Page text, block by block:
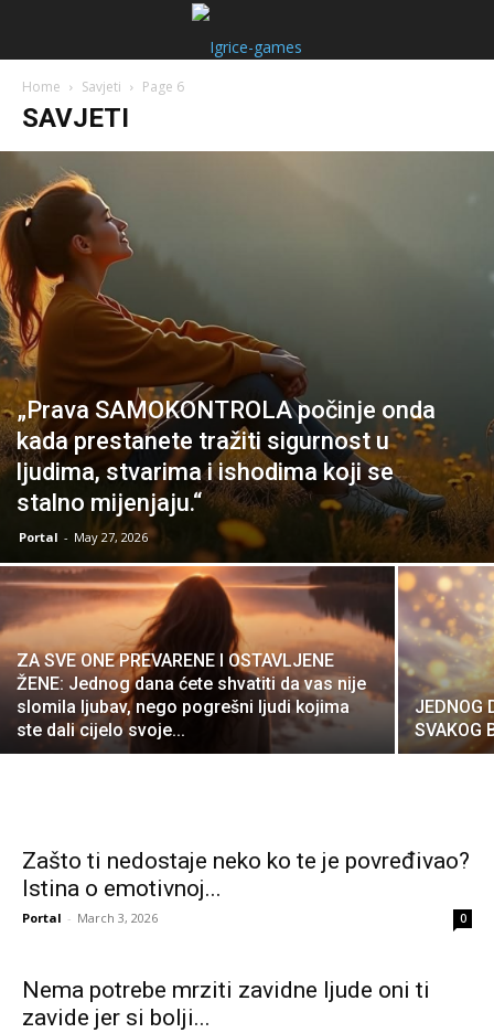
Home Savjeti Page 6
SAVJETI
„Prava SAMOKONTROLA počinje onda
kada prestanete tražiti sigurnost u
ljudima, stvarima i ishodima koji se
stalno mijenjaju.“
Portal - May 27, 2026
ZA SVE ONE PREVARENE I OSTAVLJENE
ŽENE: Jednog dana ćete shvatiti da vas nije
slomila ljubav, nego pogrešni ljudi kojima
ste dali cijelo svoje...
JEDNOG
SVAKOG
Zašto ti nedostaje neko ko te je povređivao?
Istina o emotivnoj...
Portal - March 3, 2026 0
Nema potrebe mrziti zavidne ljude oni ti
zavide jer si bolji...